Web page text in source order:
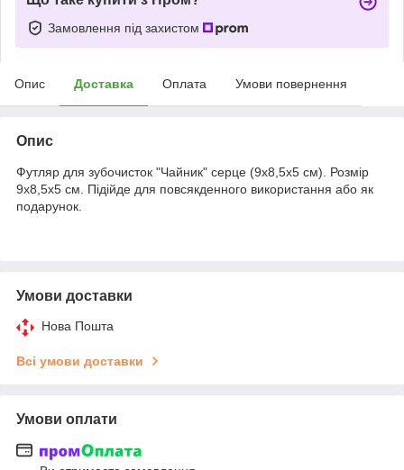
Замовлення під захистом
Опис Доставка Оплата Умови повернення
Опис
Футляр для зубочисток "Чайник" серце (9х8,5х5 см). Розмір
9х8,5х5 см. Підійде для повсякденного використання або як
подарунок.
Умови доставки
Нова Пошта
Всі умови доставки
Умови оплати